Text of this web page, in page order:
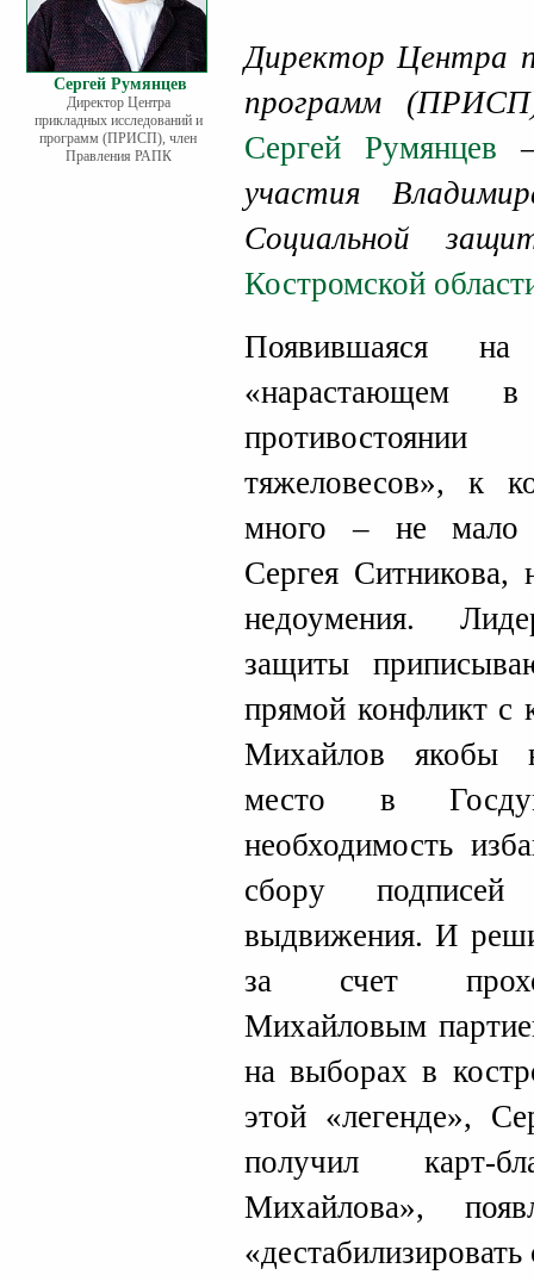
Сергей Румянцев
Директор Центра
прикладных исследований и
программ (ПРИСП), член
Правления РАПК
Директор Центра
программ
Сергей Румянцев
участия
Социальной
Костромской
Появившаяся
«нарастающем
тяжеловесов», к
много – не мало
Сергея Ситникова,
недоумения.
защиты
прямой конфликт с
Михайлов якобы
место в
необходимость
сбору
выдвижения. И
за счет
Михайловым
на выборах в
этой «легенде»,
получил карт-
Михайлова»,